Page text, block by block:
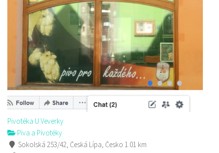
Pivotéka U Veverky
Piva a Pivotéky
Sokolská 253/42, Česká Lípa, Česko 1.01 km